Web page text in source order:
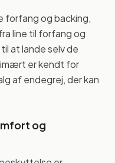
forfang og backing,
line til forfang og
at lande selv de
er kendt for
af endegrej, der kan
og